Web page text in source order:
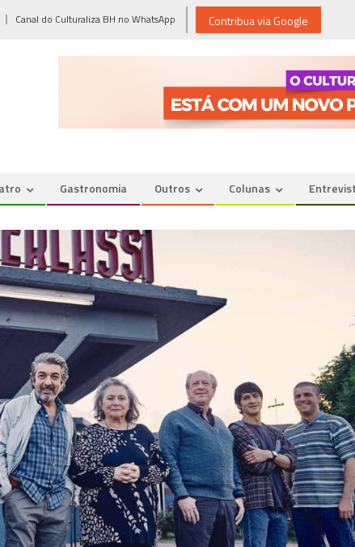
Canal do Culturaliza BH no WhatsApp Contribua via Google
Gastronomia Outros Colunas